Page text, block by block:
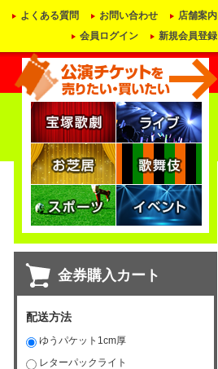
よくある質問 お問い合わせ
店舗案内
会員ログイン
新規会員登録
金券購入カート
配送方法
ゆうパケット1cm厚
レターパックライト